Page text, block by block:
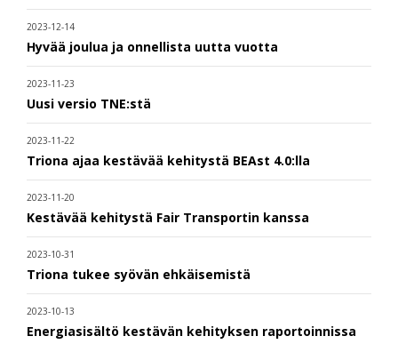
2023-12-14
Hyvää joulua ja onnellista uutta vuotta
2023-11-23
Uusi versio TNE:stä
2023-11-22
Triona ajaa kestävää kehitystä BEAst 4.0:lla
2023-11-20
Kestävää kehitystä Fair Transportin kanssa
2023-10-31
Triona tukee syövän ehkäisemistä
2023-10-13
Energiasisältö kestävän kehityksen raportoinnissa